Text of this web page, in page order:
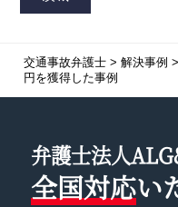
交通事故弁護士> 解決事例 >
円を獲得した事例
弁護士法人
全国対応い